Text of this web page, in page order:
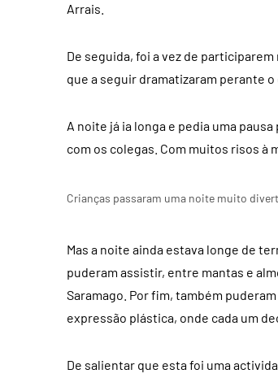
Arrais.
De seguida, foi a vez de
que a seguir dramatizaram perante
A noite já ia longa e pedia uma
com os colegas. Com muitos risos à
Crianças passaram uma noite muito
Mas a noite ainda estava longe de
puderam assistir, entre mantas e
Saramago. Por fim, também
expressão plástica, onde cada um
De salientar que esta foi uma